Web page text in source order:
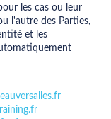
les cas ou leur
l'autre des Parties,
et les